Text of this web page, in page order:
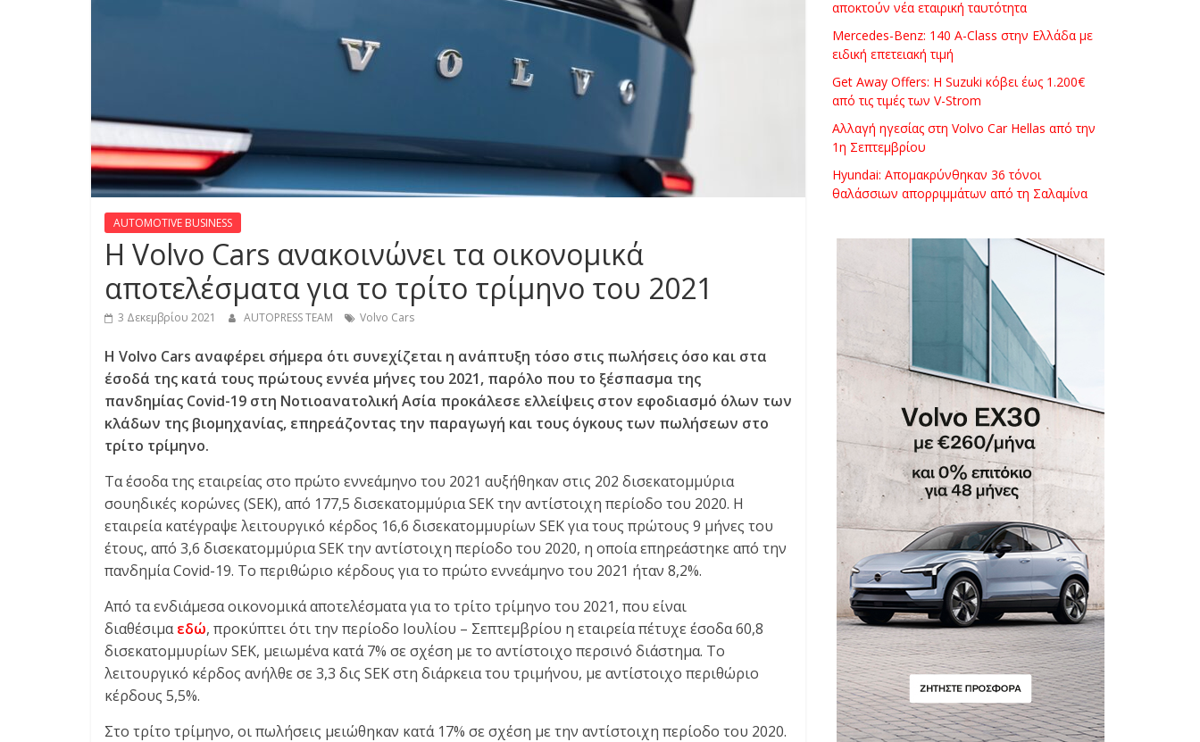
A
R
S
,
AUTOMOTIVE BUSINESS
Η Volvo Cars ανακοινώνει τα οικονομικά
αποτελέσματα για το τρίτο τρίμηνο του 2021
3 Δεκεμβρίου 2021 AUTOPRESS TEAM Volvo Cars
Η Volvo Cars αναφέρει σήμερα ότι συνεχίζεται η ανάπτυξη τόσο στις πωλήσεις όσο και στα
έσοδά της κατά τους πρώτους εννέα μήνες του 2021, παρόλο που το ξέσπασμα της
πανδημίας Covid-19 στη Νοτιοανατολική Ασία προκάλεσε ελλείψεις στον εφοδιασμό όλων των
κλάδων της βιομηχανίας, επηρεάζοντας την παραγωγή και τους όγκους των πωλήσεων στο
τρίτο τρίμηνο.
Τα έσοδα της εταιρείας στο πρώτο εννεάμηνο του 2021 αυξήθηκαν στις 202 δισεκατομμύρια
σουηδικές κορώνες (SEK), από 177,5 δισεκατομμύρια SEK την αντίστοιχη περίοδο του 2020. Η
εταιρεία κατέγραψε λειτουργικό κέρδος 16,6 δισεκατομμυρίων SEK για τους πρώτους 9 μήνες του
έτους, από 3,6 δισεκατομμύρια SEK την αντίστοιχη περίοδο του 2020, η οποία επηρεάστηκε από την
πανδημία Covid-19. Το περιθώριο κέρδους για το πρώτο εννεάμηνο του 2021 ήταν 8,2%.
Από τα ενδιάμεσα οικονομικά αποτελέσματα για το τρίτο τρίμηνο του 2021, που είναι
διαθέσιμαεδώ, προκύπτει ότι την περίοδο Ιουλίου – Σεπτεμβρίου η εταιρεία πέτυχε έσοδα 60,8
δισεκατομμυρίων SEK, μειωμένα κατά 7% σε σχέση με το αντίστοιχο περσινό διάστημα. Το
λειτουργικό κέρδος ανήλθε σε 3,3 δις SEK στη διάρκεια του τριμήνου, με αντίστοιχο περιθώριο
κέρδους 5,5%.
Στο τρίτο τρίμηνο, οι πωλήσεις μειώθηκαν κατά 17% σε σχέση με την αντίστοιχη περίοδο του 2020.
αποκτούν νέα εταιρική ταυτότητα
Mercedes-Benz: 140 A-Class στην Ελλάδα με
ειδική επετειακή τιμή
Get Away Offers: Η Suzuki κόβει έως 1.200€
από τις τιμές των V-Strom
Αλλαγή ηγεσίας στη Volvo Car Hellas από την
1η Σεπτεμβρίου
Hyundai: Απομακρύνθηκαν 36 τόνοι
θαλάσσιων απορριμμάτων από τη Σαλαμίνα